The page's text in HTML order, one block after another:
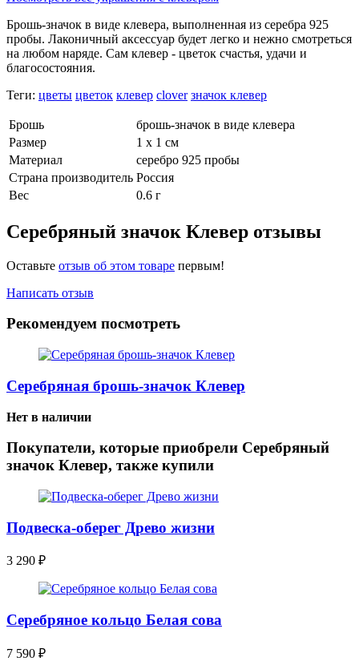
Брошь-значок в виде клевера, выполненная из серебра 925
пробы. Лаконичный аксессуар будет легко и нежно смотреться
на любом наряде. Сам клевер - цветок счастья, удачи и
благосостояния.
Теги: цветы цветок клевер clover значок клевер
Брошь
брошь-значок в виде клевера
Размер
1 х 1 см
Материал
серебро 925 пробы
Страна производитель Россия
Вес
0.6 г
Серебряный значок Клевер отзывы
Оставьте отзыв об этом товаре первым!
Написать отзыв
Рекомендуем посмотреть
Серебряная брошь-значок Клевер
Нет в наличии
Покупатели, которые приобрели Серебряный
значок Клевер, также купили
Подвеска-оберег Древо жизни
3 290 ₽
Серебряное кольцо Белая сова
7 590 ₽